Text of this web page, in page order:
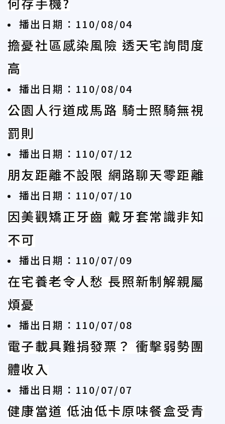
播出日期：110/08/04
擔憂社區感染風險 透天宅詢問度
高
播出日期：110/08/04
公園人行道成馬路 騎士照騎無視
罰則
播出日期：110/07/12
朋友距離不設限 網路聊天零距離
播出日期：110/07/10
因美觀矯正牙齒 戴牙套常識非知
不可
播出日期：110/07/09
在宅養老令人愁 長照新制解親屬
煩憂
播出日期：110/07/08
電子載具難捐發票？ 衝擊弱勢團
體收入
播出日期：110/07/07
健康當道 低油低卡原味餐盒受青